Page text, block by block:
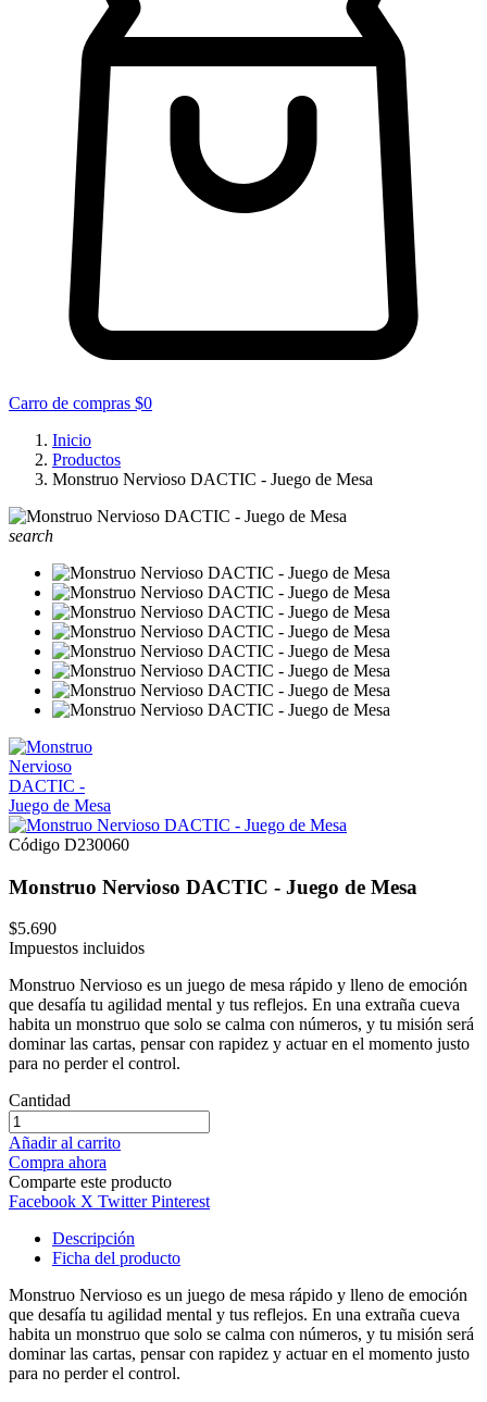
Carro de compras $0
Inicio
Productos
Monstruo Nervioso DACTIC - Juego de Mesa
search
Código D230060
Monstruo Nervioso DACTIC - Juego de Mesa
$5.690
Impuestos incluidos
Monstruo Nervioso es un juego de mesa rápido y lleno de emoción
que desafía tu agilidad mental y tus reflejos. En una extraña cueva
habita un monstruo que solo se calma con números, y tu misión será
dominar las cartas, pensar con rapidez y actuar en el momento justo
para no perder el control.
Cantidad
Añadir al carrito
Compra ahora
Comparte este producto
Facebook X Twitter Pinterest
Descripción
Ficha del producto
Monstruo Nervioso es un juego de mesa rápido y lleno de emoción
que desafía tu agilidad mental y tus reflejos. En una extraña cueva
habita un monstruo que solo se calma con números, y tu misión será
dominar las cartas, pensar con rapidez y actuar en el momento justo
para no perder el control.